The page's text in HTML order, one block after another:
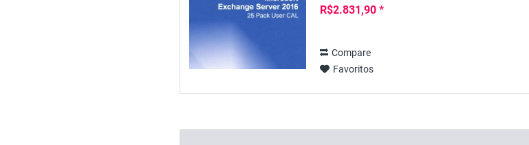
cada usuário requer uma licença de acesso
pessoal do...
R$2.831,90 *
Compare
Favoritos